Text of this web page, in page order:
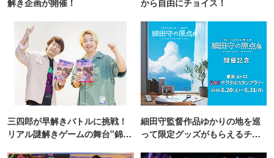
解き企画が開催！ から自由にチョイス！
三四郎が早解きバトルに挑戦！
リアル謎解きゲームの舞台"錦糸
細田守監督作品ゆかりの地を巡
って限定グッズがもらえるチャ